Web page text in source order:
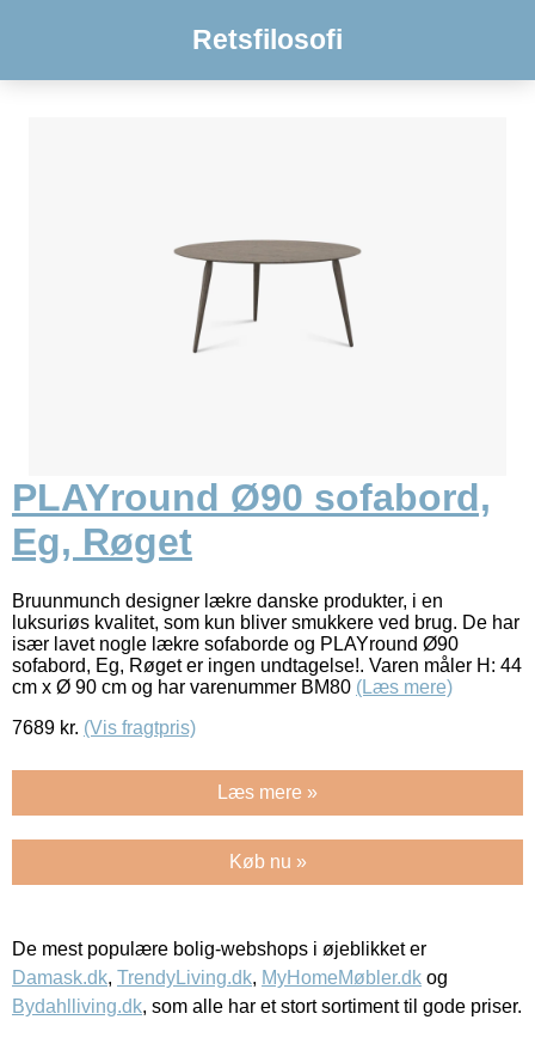
Retsfilosofi
PLAYround Ø90 sofabord,
Eg, Røget
Bruunmunch designer lækre danske produkter, i en
luksuriøs kvalitet, som kun bliver smukkere ved brug. De har
især lavet nogle lækre sofaborde og PLAYround Ø90
sofabord, Eg, Røget er ingen undtagelse!. Varen måler H: 44
cm x Ø 90 cm og har varenummer BM80 (Læs mere)
7689 kr. (Vis fragtpris)
Læs mere »
Køb nu »
De mest populære bolig-webshops i øjeblikket er
Damask.dk, TrendyLiving.dk, MyHomeMøbler.dk og
Bydahlliving.dk, som alle har et stort sortiment til gode priser.